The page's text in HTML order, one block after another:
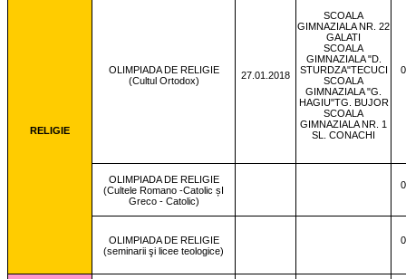
RELIGIE
OLIMPIADA DE RELIGIE
(Cultul Ortodox)
27.01.2018
SCOALA
GIMNAZIALA NR. 22
GALATI
SCOALA
GIMNAZIALA "D.
STURDZA"TECUCI
SCOALA
GIMNAZIALA "G.
HAGIU"TG. BUJOR
SCOALA
GIMNAZIALA NR. 1
SL. CONACHI
OLIMPIADA DE RELIGIE
(Cultele Romano -Catolic șI
Greco - Catolic)
OLIMPIADA DE RELIGIE
(seminarii şi licee teologice)